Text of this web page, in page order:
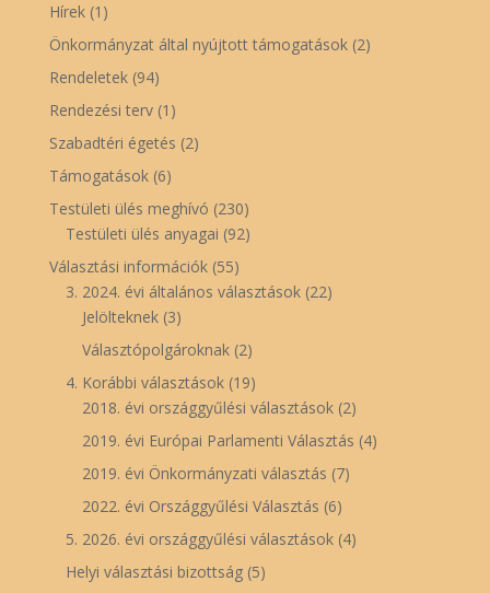
Hírek(1)
Önkormányzat által nyújtott támogatások(2)
Rendeletek(94)
Rendezési terv(1)
Szabadtéri égetés (2)
Támogatások(6)
Testületi ülés meghívó (230)
Testületi ülés anyagai (92)
Választási információk(55)
3. 2024. évi általános választások(22)
Jelölteknek(3)
Választópolgároknak(2)
4. Korábbi választások(19)
2018. évi országgyűlési választások(2)
2019. évi Európai Parlamenti Választás (4)
2019. évi Önkormányzati választás (7)
2022. évi Országgyűlési Választás (6)
5. 2026. évi országgyűlési választások(4)
Helyi választási bizottság(5)